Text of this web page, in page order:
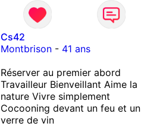
Cs42
Montbrison- 41 ans
Réserver au premier abord
Travailleur Bienveillant Aime la
nature Vivre simplement
Cocooning devant un feu et un
verre de vin